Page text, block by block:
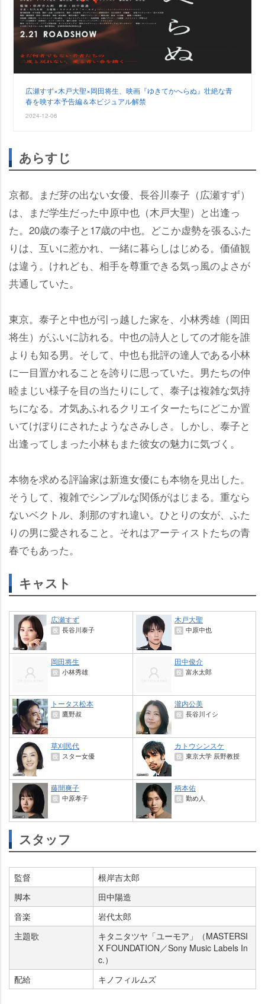
広瀬すず×木戸大聖×岡田将生、映画『ゆきてかへらぬ』壮絶な青
春を映す本予告編＆本ビジュアル解禁
2024-12-06
あらすじ
京都。まだ芽の出ない女優、長谷川泰子（広瀬すず）
は、まだ学生だった中原中也（木戸大聖）と出逢っ
た。20歳の泰子と17歳の中也。どこか虚勢を張るふた
りは、互いに惹かれ、一緒に暮らしはじめる。価値観
は違う。けれども、相手を尊重できる気っ風のよさが
共通していた。
東京。泰子と中也が引っ越した家を、小林秀雄（岡田
将生）がふいに訪れる。中也の詩人としての才能を誰
よりも知る男。そして、中也も批評の達人である小林
に一目置かれることを誇りに思っていた。男たちの仲
睦まじい様子を目の当たりにして、泰子は複雑な気持
ちになる。才気あふれるクリエイターたちにどこか置
いてけぼりにされたようなさみしさ。しかし、泰子と
出逢ってしまった小林もまた彼女の魅力に気づく。
本物を求める評論家は新進女優にも本物を見出した。
そうして、複雑でシンプルな関係がはじまる。重なら
ないベクトル、刹那のすれ違い。ひとりの女が、ふた
りの男に愛されること。それはアーティストたちの青
春でもあった。
キャスト
広瀬すず
役 長谷川泰子
木戸大聖
役 中原中也
岡田将生
役 小林秀雄
田中俊介
役 富永太郎
トータス松本
役 鷹野叔
瀧内公美
役 長谷川イシ
草刈民代
役 スター女優
カトウシンスケ
役 東京大学 辰野教授
藤間爽子
役 中原孝子
柄本佑
役 勤め人
スタッフ
監督
根岸吉太郎
脚本
田中陽造
音楽
代太郎
主題歌
キタニタツヤ「ユーモア」（MASTERSI
X FOUNDATION／Sony Music Labels In
c.）
配給
キノフィルムズ